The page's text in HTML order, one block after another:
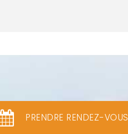
PRENDRE RENDEZ-VOUS